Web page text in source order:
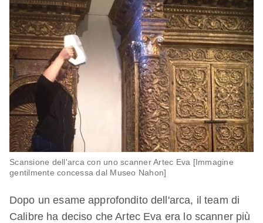
Scansione dell'arca con uno scanner Artec Eva [Immagine
gentilmente concessa dal Museo Nahon]
Dopo un esame approfondito dell'arca, il team di
Calibre ha deciso che Artec Eva era lo scanner più